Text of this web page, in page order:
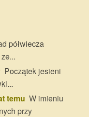
półwiecza
Początek jesieni
temu W imieniu
przy